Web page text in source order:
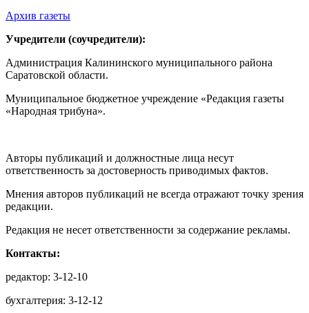
Архив газеты
Учредители (соучредители):
Администрация Калининского муниципального района
Саратовской области.
Муниципальное бюджетное учреждение «Редакция газеты
«Народная трибуна».
Авторы публикаций и должностные лица несут
ответственность за достоверность приводимых фактов.
Мнения авторов публикаций не всегда отражают точку зрения
редакции.
Редакция не несет ответственности за содержание рекламы.
Контакты:
редактор: 3-12-10
бухгалтерия: 3-12-12